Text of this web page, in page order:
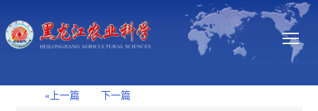
«上一篇 下一篇